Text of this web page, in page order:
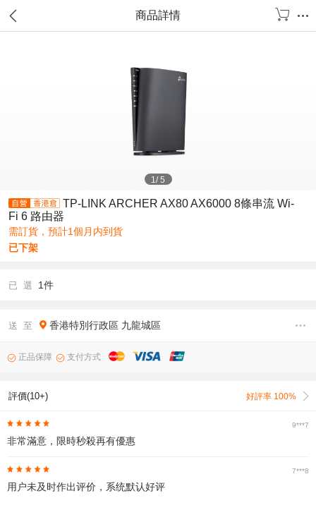
商品詳情
1/5
TP-LINK ARCHER AX80 AX6000 8條串流 Wi-
Fi 6 路由器
需訂貨，預計1個月内到貨
已下架
已 選 1件
送 至 香港特別行政區 九龍城區
正品保障 支付方式
評價(10+) 好評率 100%
9***7
非常滿意，限時秒殺再有優惠
7***8
用户未及时作出评价，系统默认好评